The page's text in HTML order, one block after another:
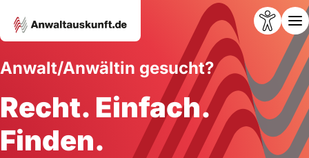
Anwalt/Anwältin gesucht?
Recht. Einfach.
Finden.